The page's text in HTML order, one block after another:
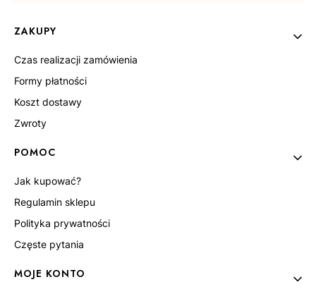
Linki w stopce
ZAKUPY
Czas realizacji zamówienia
Formy płatności
Koszt dostawy
Zwroty
POMOC
Jak kupować?
Regulamin sklepu
Polityka prywatności
Częste pytania
MOJE KONTO